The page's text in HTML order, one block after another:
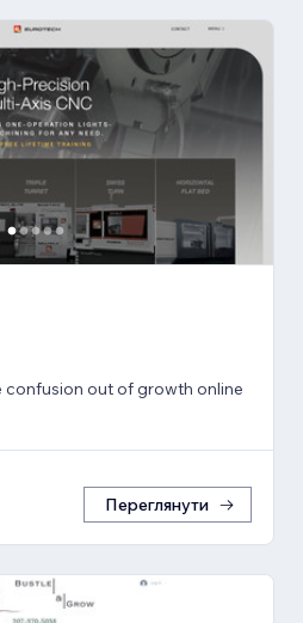
confusion out of growth online
Переглянути